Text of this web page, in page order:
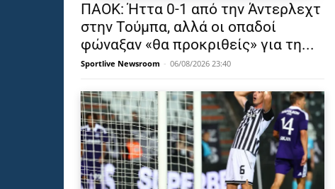
ΠΑΟΚ: Ήττα 0-1 από την Άντερλεχτ
στην Τούμπα, αλλά οι οπαδοί
φώναξαν «θα προκριθείς» για τη...
Sportlive Newsroom - 06/08/2026 23:40